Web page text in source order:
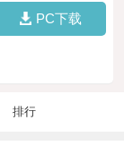
PC下载
排行